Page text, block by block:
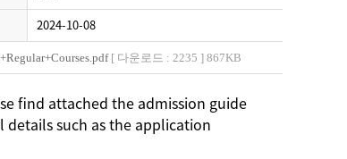
2024-10-08
[ 다운로드 : 2235 ] 867KB
find attached the admission guide
details such as the application